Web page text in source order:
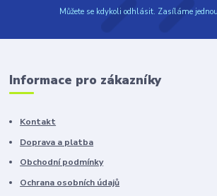
Můžete se kdykoli odhlásit. Zasíláme
Informace pro zákazníky
Kontakt
Doprava a platba
Obchodní podmínky
Ochrana osobních údajů